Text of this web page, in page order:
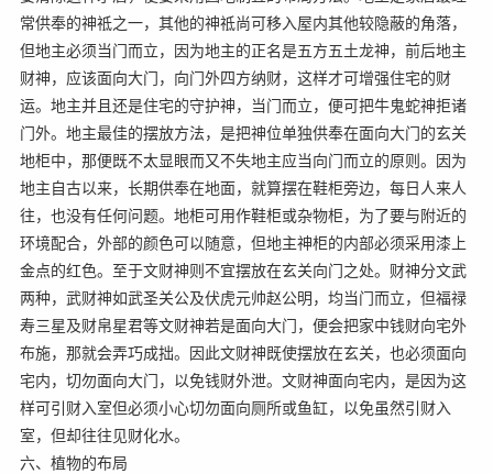
常供奉的神祗之一，其他的神祗尚可移入屋内其他较隐蔽的角落，
但地主必须当门而立，因为地主的正名是五方五土龙神，前后地主
财神，应该面向大门，向门外四方纳财，这样才可增强住宅的财
运。地主并且还是住宅的守护神，当门而立，便可把牛鬼蛇神拒诸
门外。地主最佳的摆放方法，是把神位单独供奉在面向大门的玄关
地柜中，那便既不太显眼而又不失地主应当向门而立的原则。因为
地主自古以来，长期供奉在地面，就算摆在鞋柜旁边，每日人来人
往，也没有任何问题。地柜可用作鞋柜或杂物柜，为了要与附近的
环境配合，外部的颜色可以随意，但地主神柜的内部必须采用漆上
金点的红色。至于文财神则不宜摆放在玄关向门之处。财神分文武
两种，武财神如武圣关公及伏虎元帅赵公明，均当门而立，但福禄
寿三星及财帛星君等文财神若是面向大门，便会把家中钱财向宅外
布施，那就会弄巧成拙。因此文财神既使摆放在玄关，也必须面向
宅内，切勿面向大门，以免钱财外泄。文财神面向宅内，是因为这
样可引财入室但必须小心切勿面向厕所或鱼缸，以免虽然引财入
室，但却往往见财化水。
六、植物的布局